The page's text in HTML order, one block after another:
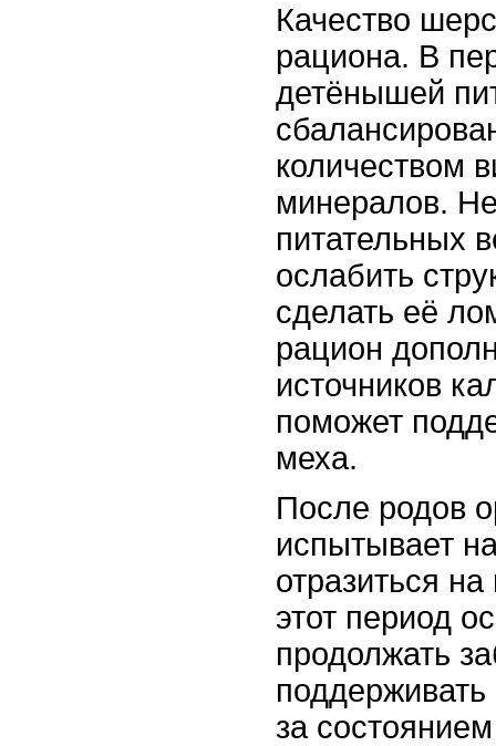
Качество
рациона. В
детёнышей
количеством
минералов.
питательных
ослабить
сделать её
рацион
источников
поможет
меха.
После родов
испытывает
отразиться
этот период
продолжать
поддерживать
за